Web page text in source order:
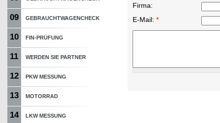
09 GEBRAUCHTWAGENCHECK
10 FIN-PRÜFUNG
11 WERDEN SIE PARTNER
12 PKW MESSUNG
13 MOTORRAD
14 LKW MESSUNG
Firma:
E-Mail: *